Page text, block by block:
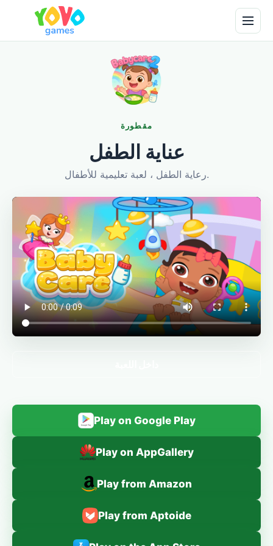
مقطورة
عناية الطفل
رعاية الطفل ، لعبة تعليمية للأطفال.
Play on Google Play
Play on AppGallery
Play from Amazon
Play from Aptoide